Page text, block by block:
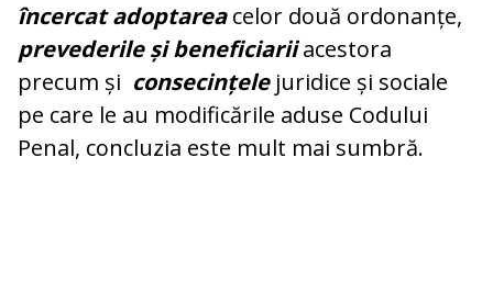
încercat adoptareacelor două ordonanțe,
prevederile și beneficiariiacestora
precum și consecințele juridice și sociale
pe care le au modificările aduse Codului
Penal, concluzia este mult mai sumbră.